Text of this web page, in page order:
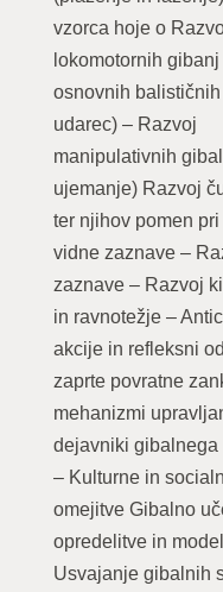
vzorca hoje o
lokomotornih
osnovnih
udarec) – Razvoj
manipulativnih
ujemanje) Razvoj
ter njihov pomen
vidne zaznave –
zaznave – Razvoj
in ravnotežje –
akcije in refleksni
zaprte povratne
mehanizmi
dejavniki gibalnega
– Kulturne in
omejitve Gibalno
opredelitve in
Usvajanje gibalnih